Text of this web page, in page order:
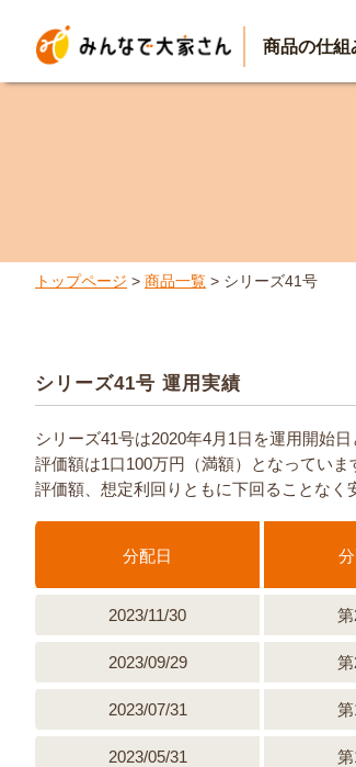
商品の仕組
トップページ > 商品一覧 > シリーズ41号
シリーズ41号 運用実績
シリーズ41号は2020年4月1日を運用開始日
評価額は1口100万円（満額）となってい
評価額、想定利回りともに下回ることなく
分配日
2023/11/30 第
2023/09/29 第
2023/07/31 第
2023/05/31 第